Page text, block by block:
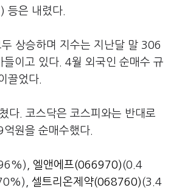
등은 내렸다.
상승하며 지수는 지난달 말 306
이고 있다. 4월 외국인 순매수 규
끌었다.
. 코스닥은 코스피와는 반대로
원을 순매수했다.
엘앤에프(066970)(0.4
셀트리온제약(068760)(3.4